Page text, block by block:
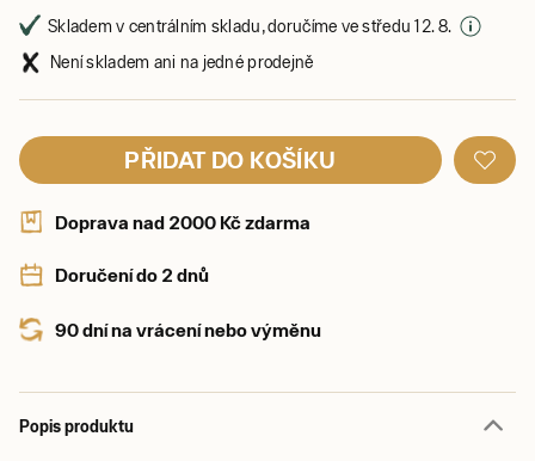
Skladem v centrálním skladu, doručíme ve středu 12. 8.
Není skladem ani na jedné prodejně
PŘIDAT DO KOŠÍKU
Doprava nad 2000 Kč zdarma
Doručení do 2 dnů
90 dní na vrácení nebo výměnu
Popis produktu